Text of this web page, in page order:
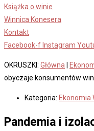
Książka o winie
Winnica Konesera
Kontakt
Facebook-f Instagram
OKRUSZKI: Główna
obyczaje konsumentów
Kategoria: Ekonomia
Pandemia i